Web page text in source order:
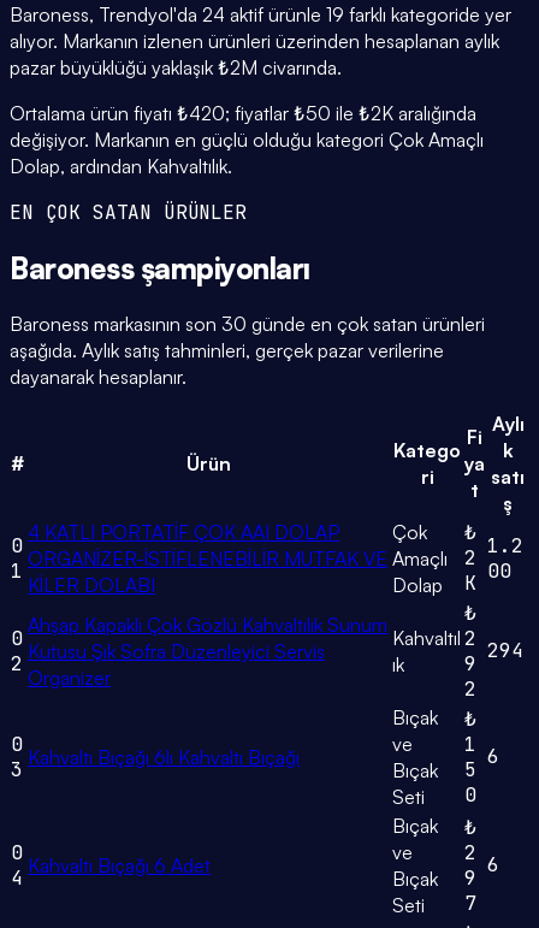
Baroness, Trendyol'da 24 aktif ürünle 19 farklı kategoride yer
alıyor. Markanın izlenen ürünleri üzerinden hesaplanan aylık
pazar büyüklüğü yaklaşık ₺2M civarında.
Ortalama ürün fiyatı ₺420; fiyatlar ₺50 ile ₺2K aralığında
değişiyor. Markanın en güçlü olduğu kategori Çok Amaçlı
Dolap, ardından Kahvaltılık.
EN ÇOK SATAN ÜRÜNLER
Baroness şampiyonları
Baroness markasının son 30 günde en çok satan ürünleri
aşağıda. Aylık satış tahminleri, gerçek pazar verilerine
dayanarak hesaplanır.
# Ürün
Katego
ri
Fi
ya
t
Aylı
k
satı
ş
0
1
4 KATLI PORTATİF ÇOK AAI DOLAP
ORGANİZER-İSTİFLENEBİLİR MUTFAK VE
KİLER DOLABI
Çok
Amaçlı
Dolap
₺
2
K
1.2
00
0
2
Ahşap Kapaklı Çok Gözlü Kahvaltılık Sunum
Kutusu Şık Sofra Düzenleyici Servis
Organizer
Kahvaltıl
ık
₺
2
9
2
294
0
3 Kahvaltı Bıçağı 6lı Kahvaltı Bıçağı
Bıçak
ve
Bıçak
Seti
₺
1
5
0
6
0
4 Kahvaltı Bıçağı 6 Adet
Bıçak
ve
Bıçak
Seti
₺
2
9
7
6